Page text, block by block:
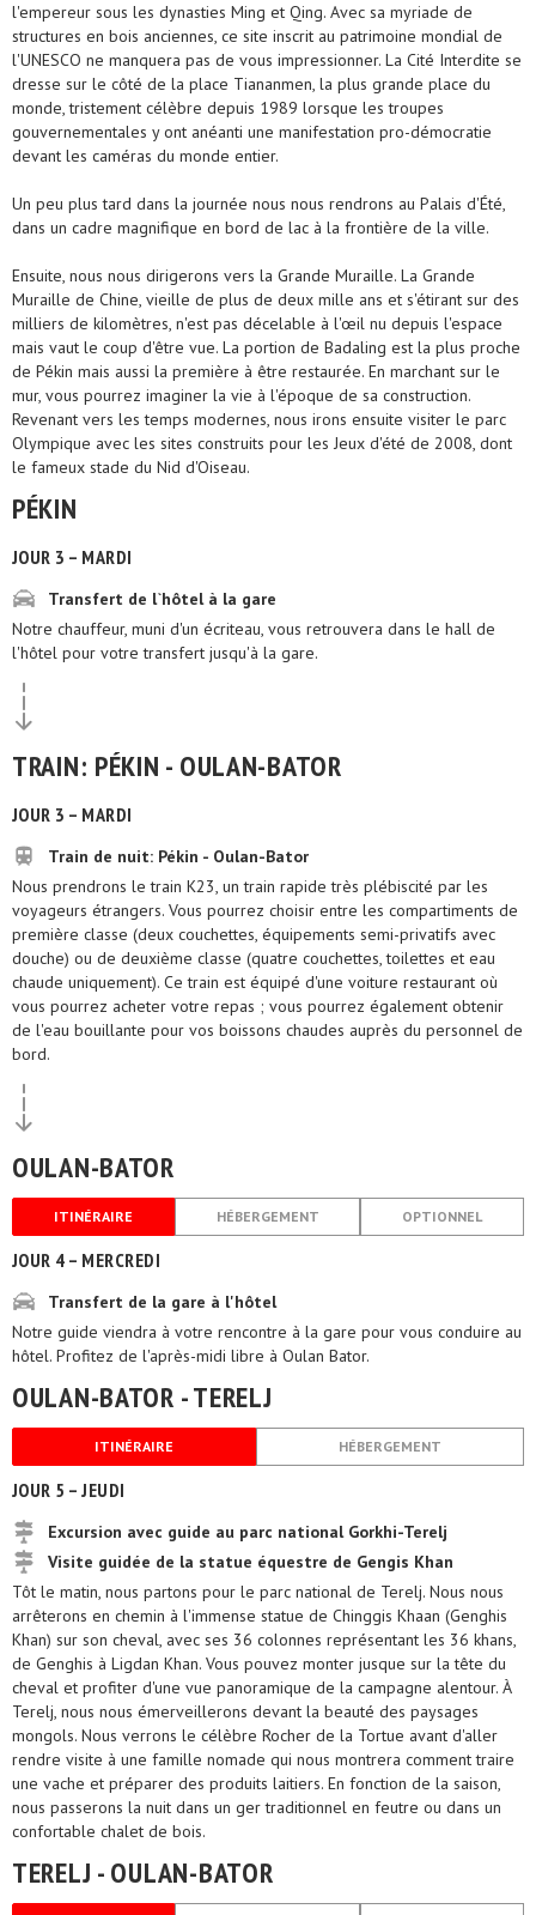
l'empereur sous les dynasties Ming et Qing. Avec sa myriade de
structures en bois anciennes, ce site inscrit au patrimoine mondial de
l'UNESCO ne manquera pas de vous impressionner. La Cité Interdite se
dresse sur le côté de la place Tiananmen, la plus grande place du
monde, tristement célèbre depuis 1989 lorsque les troupes
gouvernementales y ont anéanti une manifestation pro-démocratie
devant les caméras du monde entier.
Un peu plus tard dans la journée nous nous rendrons au Palais d'Été,
dans un cadre magnifique en bord de lac à la frontière de la ville.
Ensuite, nous nous dirigerons vers la Grande Muraille. La Grande
Muraille de Chine, vieille de plus de deux mille ans et s'étirant sur des
milliers de kilomètres, n'est pas décelable à l'œil nu depuis l'espace
mais vaut le coup d'être vue. La portion de Badaling est la plus proche
de Pékin mais aussi la première à être restaurée. En marchant sur le
mur, vous pourrez imaginer la vie à l'époque de sa construction.
Revenant vers les temps modernes, nous irons ensuite visiter le parc
Olympique avec les sites construits pour les Jeux d'été de 2008, dont
le fameux stade du Nid d'Oiseau.
PÉKIN
JOUR 3 – MARDI
Transfert de l`hôtel à la gare
Notre chauffeur, muni d'un écriteau, vous retrouvera dans le hall de
l'hôtel pour votre transfert jusqu'à la gare.
TRAIN: PÉKIN - OULAN-BATOR
JOUR 3 – MARDI
Train de nuit: Pékin - Oulan-Bator
Nous prendrons le train K23, un train rapide très plébiscité par les
voyageurs étrangers. Vous pourrez choisir entre les compartiments de
première classe (deux couchettes, équipements semi-privatifs avec
douche) ou de deuxième classe (quatre couchettes, toilettes et eau
chaude uniquement). Ce train est équipé d'une voiture restaurant où
vous pourrez acheter votre repas ; vous pourrez également obtenir
de l'eau bouillante pour vos boissons chaudes auprès du personnel de
bord.
OULAN-BATOR
ITINÉRAIRE HÉBERGEMENT OPTIONNEL
JOUR 4 – MERCREDI
Transfert de la gare à l'hôtel
Notre guide viendra à votre rencontre à la gare pour vous conduire au
hôtel. Profitez de l'après-midi libre à Oulan Bator.
OULAN-BATOR - TERELJ
ITINÉRAIRE HÉBERGEMENT
JOUR 5 – JEUDI
Excursion avec guide au parc national Gorkhi-Terelj
Visite guidée de la statue équestre de Gengis Khan
Tôt le matin, nous partons pour le parc national de Terelj. Nous nous
arrêterons en chemin à l'immense statue de Chinggis Khaan (Genghis
Khan) sur son cheval, avec ses 36 colonnes représentant les 36 khans,
de Genghis à Ligdan Khan. Vous pouvez monter jusque sur la tête du
cheval et profiter d'une vue panoramique de la campagne alentour. À
Terelj, nous nous émerveillerons devant la beauté des paysages
mongols. Nous verrons le célèbre Rocher de la Tortue avant d'aller
rendre visite à une famille nomade qui nous montrera comment traire
une vache et préparer des produits laitiers. En fonction de la saison,
nous passerons la nuit dans un ger traditionnel en feutre ou dans un
confortable chalet de bois.
TERELJ - OULAN-BATOR